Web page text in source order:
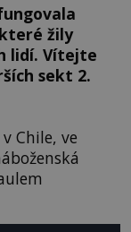
žily
lidí. Vítejte
sekt 2.
Chile, ve